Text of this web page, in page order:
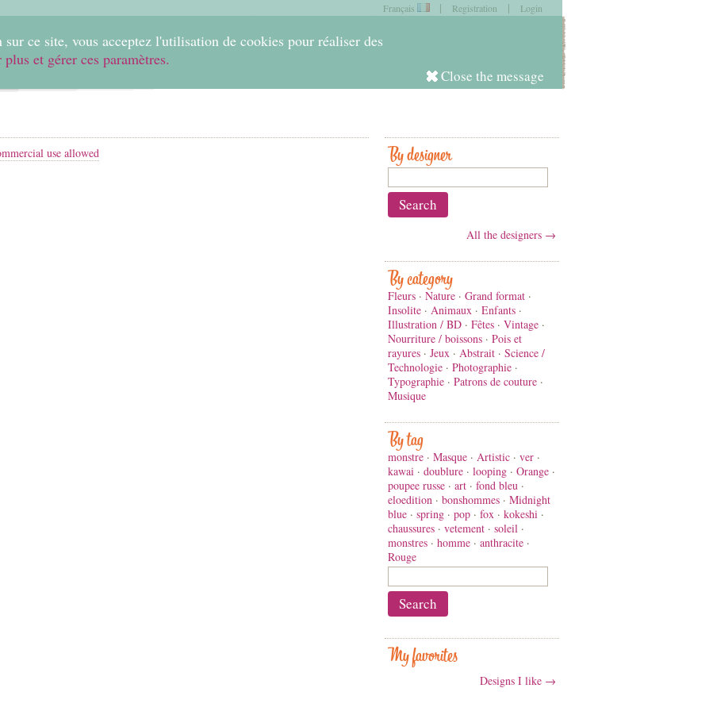
ce site, vous acceptez l'utilisation de cookies pour réaliser des
plus et gérer ces paramètres.
Close the message
Français | Registration | Login
0item in
Log in
use allowed By designer
All the designers →
By category
Fleurs · Nature · Grand format ·
Insolite · Animaux · Enfants ·
Illustration / BD · Fêtes · Vintage ·
Nourriture / boissons · Pois et
rayures · Jeux · Abstrait · Science /
Technologie · Photographie ·
Typographie · Patrons de couture ·
Musique
By tag
monstre · Masque · Artistic · ver ·
kawai · doublure · looping · Orange ·
poupee russe · art · fond bleu ·
eloedition · bonshommes · Midnight
blue · spring · pop · fox · kokeshi ·
chaussures · vetement · soleil ·
monstres · homme · anthracite ·
Rouge
My favorites
Designs I like →